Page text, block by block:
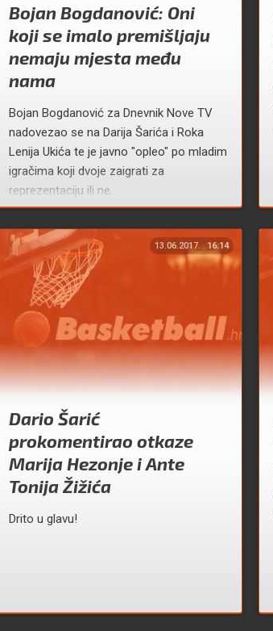
Bojan Bogdanović: Oni
koji se imalo premišljaju
nemaju mjesta među
nama
Bojan Bogdanović za Dnevnik Nove TV
nadovezao se na Darija Šarića i Roka
Lenija Ukića te je javno "opleo" po mladim
igračima koji dvoje zaigrati za
reprezentaciju ili ne.
13.06.2017. 16:14
Dario Šarić
prokomentirao otkaze
Marija Hezonje i Ante
Tonija Žižića
Drito u glavu!